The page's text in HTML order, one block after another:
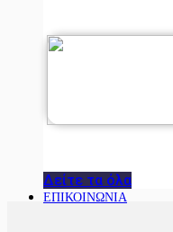
Δείτε τα όλα
ΕΠΙΚΟΙΝΩΝΙΑ